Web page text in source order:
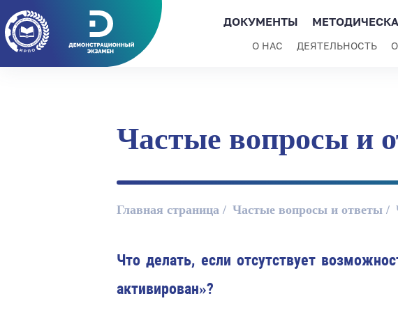
ДОКУМЕНТЫ
О НАС ДЕЯТЕЛЬНОСТЬ
Частые вопросы и
Главная страница Частые вопросы и ответы
Что делать, если отсутствует
активирован»?